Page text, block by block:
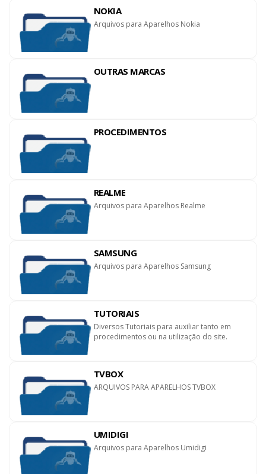
NOKIA
Arquivos para Aparelhos Nokia
OUTRAS MARCAS
PROCEDIMENTOS
REALME
Arquivos para Aparelhos Realme
SAMSUNG
Arquivos para Aparelhos Samsung
TUTORIAIS
Diversos Tutoriais para auxiliar tanto em
procedimentos ou na utilização do site.
TVBOX
ARQUIVOS PARA APARELHOS TVBOX
UMIDIGI
Arquivos para Aparelhos Umidigi